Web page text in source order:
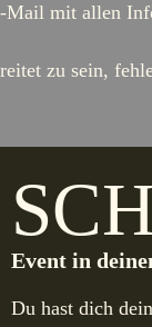
Mail mit allen
zu sein,
Event in
Du hast dich